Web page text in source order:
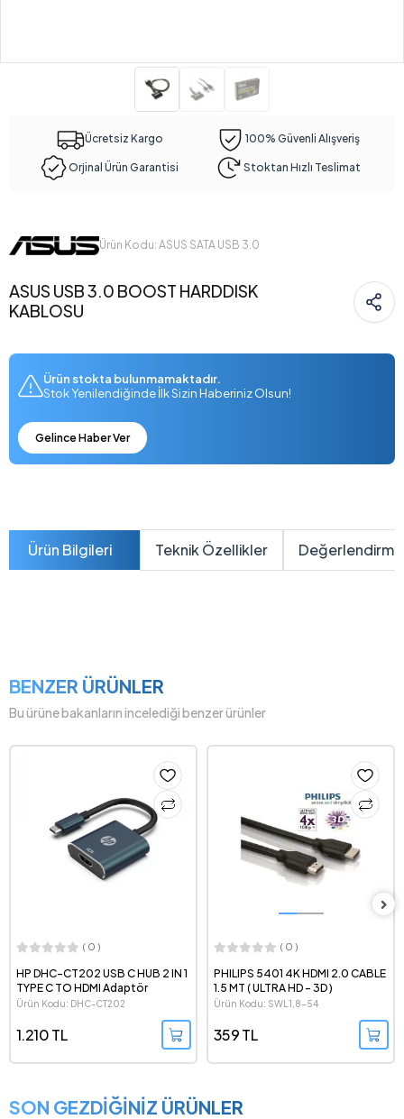
Ücretsiz Kargo 100% Güvenli Alışveriş
Orjinal Ürün Garantisi Stoktan Hızlı Teslimat
Ürün Kodu: ASUS SATA USB 3.0
ASUS USB 3.0 BOOST HARDDISK
KABLOSU
Ürün stokta bulunmamaktadır.
Stok Yenilendiğinde İlk Sizin Haberiniz Olsun!
Gelince Haber Ver
Ürün Bilgileri Teknik Özellikler
BENZER ÜRÜNLER
Bu ürüne bakanların incelediği benzer ürünler
( 0 )
PHILIPS 5401 4K HDMI 2.0 CABLE
1.5 MT ( ULTRA HD - 3D )
Ürün Kodu: SWL1,8-54
359 TL
( 0 )
S-Link Sl-Ex116 Pcı-E 1X To 16X
Sata 6Pin RİSER
Ürün Kodu: EX116
191 TL
SON GEZDİĞİNİZ ÜRÜNLER